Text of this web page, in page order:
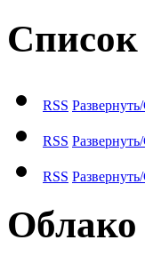
Список
RSS
RSS
RSS
Облако